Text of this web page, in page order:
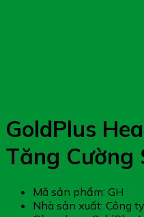
GoldPlus
Tăng Cường
Mã sản phẩm: GH
Nhà sản xuất: Công